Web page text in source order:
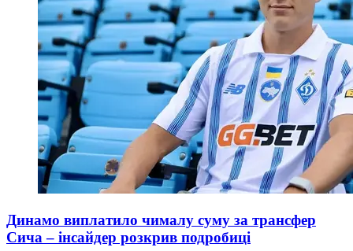
Динамо виплатило чималу суму за трансфер
Сича – інсайдер розкрив подробиці